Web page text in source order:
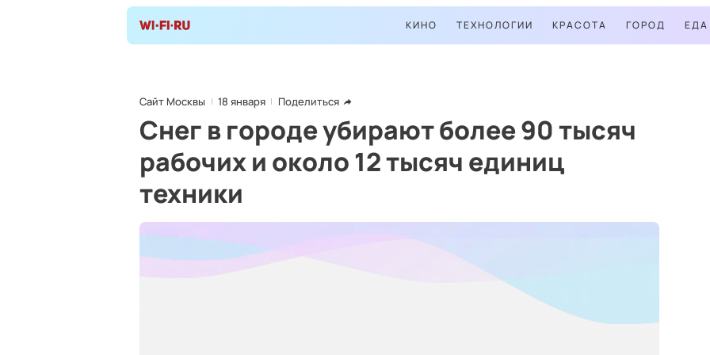
КИНО ТЕХНОЛОГИИ КРАСОТА ГОРОД ЕДА
Сайт Москвы 18 января Поделиться
Снег в городе убирают более 90 тысяч
рабочих и около 12 тысяч единиц
техники